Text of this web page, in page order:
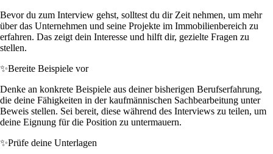
Bevor du zum Interview gehst, solltest du dir Zeit nehmen, um mehr
über das Unternehmen und seine Projekte im Immobilienbereich zu
erfahren. Das zeigt dein Interesse und hilft dir, gezielte Fragen zu
stellen.
✨Bereite Beispiele vor
Denke an konkrete Beispiele aus deiner bisherigen Berufserfahrung,
die deine Fähigkeiten in der kaufmännischen Sachbearbeitung unter
Beweis stellen. Sei bereit, diese während des Interviews zu teilen, um
deine Eignung für die Position zu untermauern.
✨Prüfe deine Unterlagen